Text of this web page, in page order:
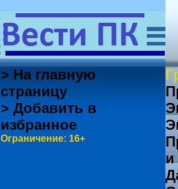
> На главную
страницу
> Добавить в
избранное
Ограничение: 16+